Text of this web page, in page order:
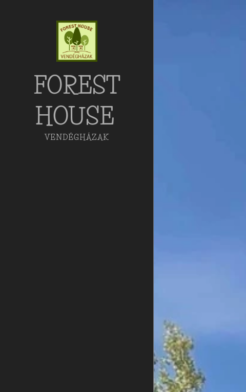
FOREST
HOUSE
VENDÉGHÁZAK